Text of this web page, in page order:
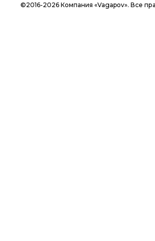
©2016-2026 Компания «Vagapov». Все